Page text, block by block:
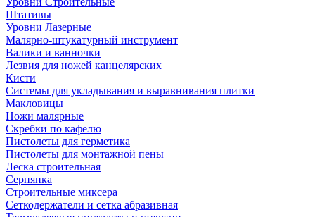
Штативы
Уровни Лазерные
Малярно-штукатурный инструмент
Валики и ванночки
Лезвия для ножей канцелярских
Кисти
Системы для укладывания и выравнивания плитки
Макловицы
Ножи малярные
Скребки по кафелю
Пистолеты для герметика
Пистолеты для монтажной пены
Леска строительная
Серпянка
Строительные миксера
Сеткодержатели и сетка абразивная